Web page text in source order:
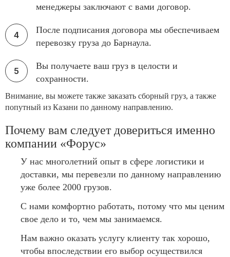
менеджеры заключают с вами договор.
После подписания договора мы обеспечиваем
перевозку груза до Барнаула.
Вы получаете ваш груз в целости и
сохранности.
Внимание, вы можете также заказать сборный груз, а также
попутный из Казани по данному направлению.
Почему вам следует довериться именно
компании «Форус»
У нас многолетний опыт в сфере логистики и
доставки, мы перевезли по данному направлению
уже более 2000 грузов.
С нами комфортно работать, потому что мы ценим
свое дело и то, чем мы занимаемся.
Нам важно оказать услугу клиенту так хорошо,
чтобы впоследствии его выбор осуществился